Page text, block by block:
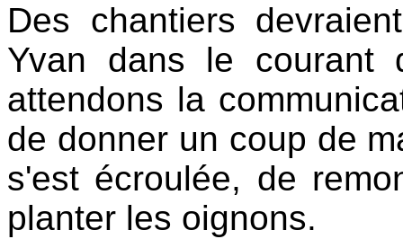
Des chantiers
Yvan dans le courant
attendons la
de donner un coup de
s'est écroulée, de
planter les oignons.